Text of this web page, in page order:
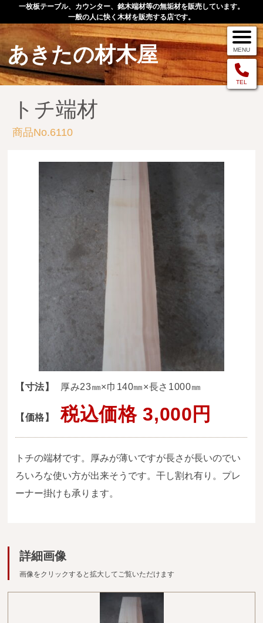
一枚板テーブル、カウンター、銘木端材等の無垢材を販売しています。
一般の人に快く木材を販売する店です。
あきたの材木屋
TEL
MENU
商品検索
メニュー
TOP
作品例
手作りオーダー家具
お問い合わせ
お客様の声
お買い物の流れ
送料・お支払い方法について
ご注文前の注意点
Attention
before ordering
一枚板を直販できる店
オイル塗装の
メンテナンスについて
オーダー加工について
当店の考え方
銘木製品
トチ端材
商品No.6110
【寸法】 厚み23㎜×巾140㎜×長さ1000㎜
【価格】 税込価格 3,000円
トチの端材です。厚みが薄いですが長さが長いのでい
ろいろな使い方が出来そうです。干し割れ有り。プレ
ーナー掛けも承ります。
詳細画像
画像をクリックすると拡大してご覧いただけます